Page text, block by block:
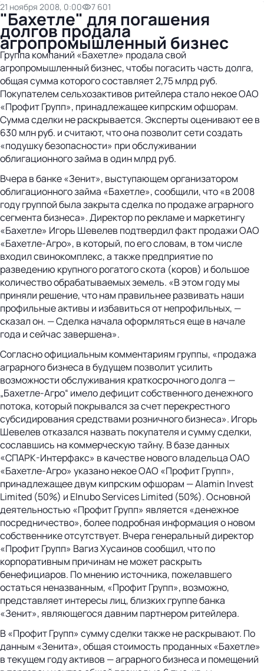
21 ноября 2008, 0:00 7 601
"Бахетле" для погашения
долгов продала
агропромышленный бизнес
Группа компаний «Бахетле» продала свой
агропромышленный бизнес, чтобы погасить часть долга,
общая сумма которого составляет 2,75 млрд руб.
Покупателем сельхозактивов ритейлера стало некое ОАО
«Профит Групп», принадлежащее кипрским офшорам.
Сумма сделки не раскрывается. Эксперты оценивают ее в
630 млн руб. и считают, что она позволит сети создать
«подушку безопасности» при обслуживании
облигационного займа в один млрд руб.
Вчера в банке «Зенит», выступающем организатором
облигационного займа «Бахетле», сообщили, что «в 2008
году группой была закрыта сделка по продаже аграрного
сегмента бизнеса». Директор по рекламе и маркетингу
«Бахетле» Игорь Шевелев подтвердил факт продажи ОАО
«Бахетле-Агро», в который, по его словам, в том числе
входил свинокомплекс, а также предприятие по
разведению крупного рогатого скота (коров) и большое
количество обрабатываемых земель. «В этом году мы
приняли решение, что нам правильнее развивать наши
профильные активы и избавиться от непрофильных, —
сказал он. — Сделка начала оформляться еще в начале
года и сейчас завершена».
Согласно официальным комментариям группы, «продажа
аграрного бизнеса в будущем позволит усилить
возможности обслуживания краткосрочного долга —
„Бахетле-Агро“ имело дефицит собственного денежного
потока, который покрывался за счет перекрестного
субсидирования средствами розничного бизнеса». Игорь
Шевелев отказался назвать покупателя и сумму сделки,
сославшись на коммерческую тайну. В базе данных
«СПАРК-Интерфакс» в качестве нового владельца ОАО
«Бахетле-Агро» указано некое ОАО «Профит Групп»,
принадлежащее двум кипрским офшорам — Alamin Invest
Limited (50%) и Elnubo Services Limited (50%). Основной
деятельностью «Профит Групп» является «денежное
посредничество», более подробная информация о новом
собственнике отсутствует. Вчера генеральный директор
«Профит Групп» Вагиз Хусаинов сообщил, что по
корпоративным причинам не может раскрыть
бенефициаров. По мнению источника, пожелавшего
остаться неназванным, «Профит Групп», возможно,
представляет интересы лиц, близких группе банка
«Зенит», являющегося давним партнером ритейлера.
В «Профит Групп» сумму сделки также не раскрывают. По
данным «Зенита», общая стоимость проданных «Бахетле»
в текущем году активов — аграрного бизнеса и помещений